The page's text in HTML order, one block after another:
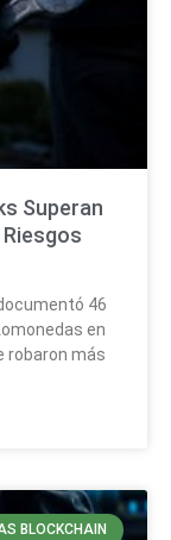
Superan
46
en
robaron más
BLOCKCHAIN